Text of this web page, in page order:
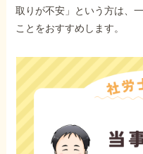
取りが不安」という方は、
ことをおすすめします。